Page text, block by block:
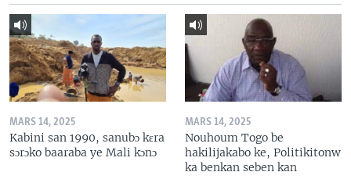
MARS 14, 2025
Kabini san 1990, sanubɔ kɛra
sɔrɔko baaraba ye Mali kɔnɔ
MARS 14, 2025
Nouhoum Togo be
hakilijakabo ke, Politikitonw
ka benkan seben kan